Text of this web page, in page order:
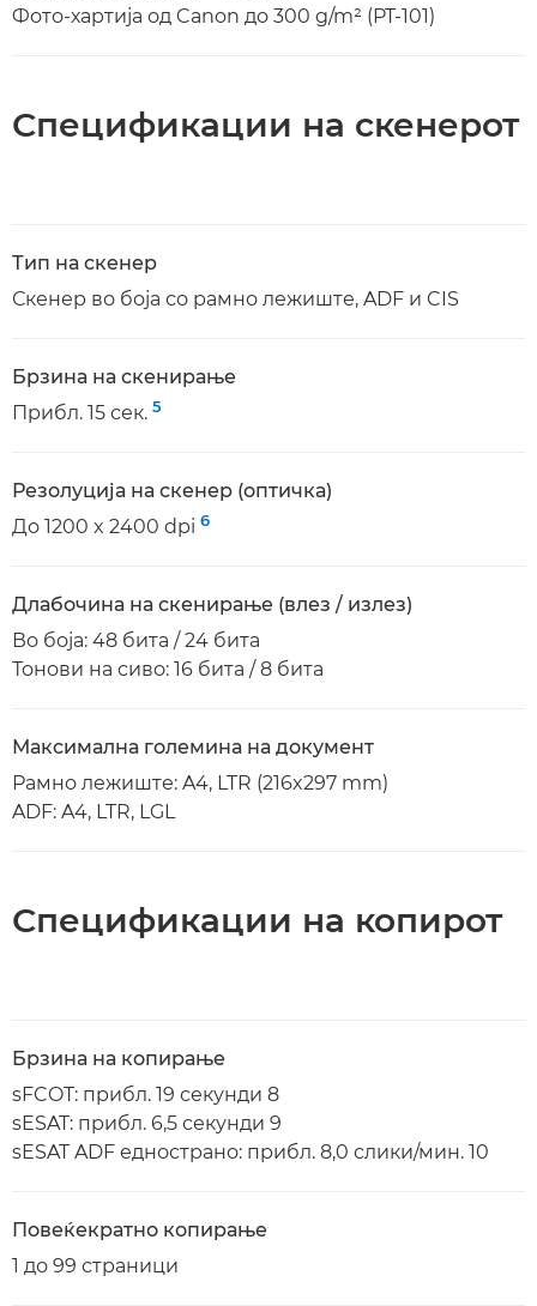
Фото-хартија од Canon до 300 g/m² (PT-101)
Спецификации на скенерот
Тип на скенер
Скенер во боја со рамно лежиште, ADF и CIS
Брзина на скенирање
Прибл. 15 сек. 5
Резолуција на скенер (оптичка)
До 1200 x 2400 dpi 6
Длабочина на скенирање (влез / излез)
Во боја: 48 бита / 24 бита
Тонови на сиво: 16 бита / 8 бита
Максимална големина на документ
Рамно лежиште: A4, LTR (216x297 mm)
ADF: A4, LTR, LGL
Спецификации на копирот
Брзина на копирање
sFCOT: прибл. 19 секунди 8
sESAT: прибл. 6,5 секунди 9
sESAT ADF еднострано: прибл. 8,0 слики/мин. 10
Повеќекратно копирање
1 до 99 страници